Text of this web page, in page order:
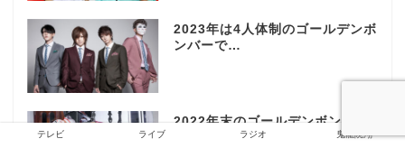
2023年は4人体制のゴールデンボ
ンバーで…
2022年末のゴールデンボンバー
について Mステで女々しくて
テレビ ライブ ラジオ 鬼龍院翔